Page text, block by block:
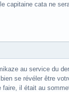
capitaine cata ne
au service du
se révéler être
il était au